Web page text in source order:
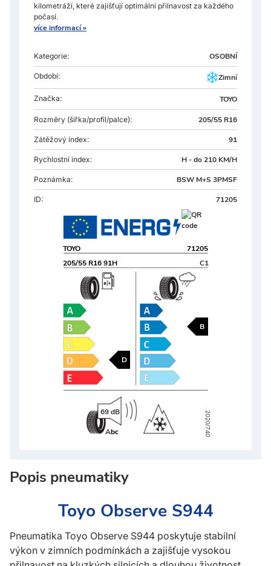
kilometráží, které zajišťují optimální přilnavost za každého
počasí.
více informací »
Kategorie: OSOBNÍ
Období: Zimní
Značka: TOYO
Rozměry (šířka/profil/palce): 205/55 R16
Zátěžový index: 91
Rychlostní index: H - do 210 KM/H
Poznámka: BSW M+S 3PMSF
ID: 71205
205/55 R16 91H
TOYO 71205
D
B
69 dB
C1
2020/740
Abc
Popis pneumatiky
Toyo Observe S944
Pneumatika Toyo Observe S944 poskytuje stabilní
výkon v zimních podmínkách a zajišťuje vysokou